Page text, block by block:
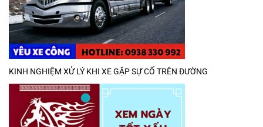
KINH NGHIỆM XỬ LÝ KHI XE GẶP SỰ CỐ TRÊN ĐƯỜNG